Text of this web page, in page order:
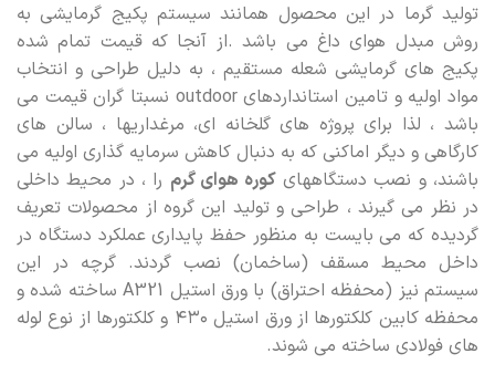
تولید گرما در این محصول همانند سیستم پکیج گرمایشی به
روش مبدل هوای داغ می باشد .از آنجا که قیمت تمام شده
پکیج های گرمایشی شعله مستقیم ، به دلیل طراحی و انتخاب
مواد اولیه و تامین استانداردهای outdoor نسبتا گران قیمت می
باشد ، لذا برای پروژه های گلخانه ای، مرغداریها ، سالن های
کارگاهی و دیگر اماکنی که به دنبال کاهش سرمایه گذاری اولیه می
باشند، و نصب دستگاههایکوره هوای گرم را ، در محیط داخلی
در نظر می گیرند ، طراحی و تولید این گروه از محصولات تعریف
گردیده که می بایست به منظور حفظ پایداری عملکرد دستگاه در
داخل محیط مسقف (ساخمان) نصب گردند. گرچه در این
سیستم نیز (محفظه احتراق) با ورق استیل A321 ساخته شده و
محفظه کابین کلکتورها از ورق استیل ۴۳۰ و کلکتورها از نوع لوله
های فولادی ساخته می شوند.